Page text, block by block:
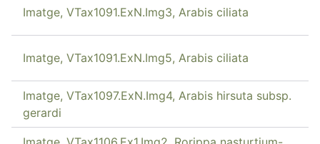
Imatge, VTax1091.ExN.Img3, Arabis ciliata
Imatge, VTax1091.ExN.Img5, Arabis ciliata
Imatge, VTax1097.ExN.Img4, Arabis hirsuta subsp.
gerardi